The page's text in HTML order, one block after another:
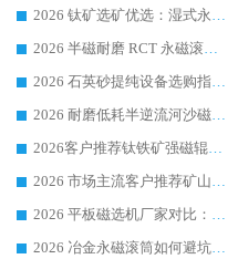
2026 钛矿选矿优选：湿式永磁筒式磁选机源头厂家华体会手机网页版-华体会(中国) 综合解析
2026 半磁耐磨 RCT 永磁滚筒选购指南，临朐源头生产厂家华体会手机网页版-华体会(中国) 实测分享
2026 石英砂提纯设备选购指南：华体会手机网页版-华体会(中国) 提纯磁选机厂家综合解读
2026 耐磨低耗半逆流河沙磁选机选购指南 临朐产业集群源头厂华体会手机网页版-华体会(中国) 详细解析
2026客户推荐钛铁矿强磁辊式磁选机，临朐靠谱生产厂家华体会手机网页版-华体会(中国) 详解
2026 市场主流客户推荐矿山磁选机靠谱生产厂家选华体会手机网页版-华体会(中国)
2026 平板磁选机厂家对比：现场实测、真实案例与靠谱厂家推荐
2026 冶金永磁滚筒如何避坑参考：售后完善案例多 华体会手机网页版-华体会(中国) 靠谱厂家